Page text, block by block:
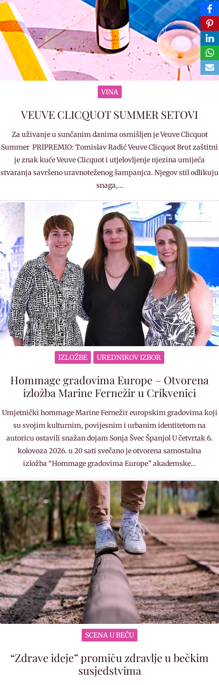
VINA
VEUVE CLICQUOT SUMMER SETOVI
Za uživanje u sunčanim danima osmišljen je Veuve Clicquot
Summer PRIPREMIO: Tomislav Radić Veuve Clicquot Brut zaštitni
je znak kuće Veuve Clicquot i utjelovljenje njezina umijeća
stvaranja savršeno uravnoteženog šampanjca. Njegov stil odlikuju
snaga,…
IZLOŽBE UREDNIKOV IZBOR
Hommage gradovima Europe – Otvorena
izložba Marine Fernežir u Crikvenici
Umjetnički hommage Marine Fernežir europskim gradovima koji
su svojim kulturnim, povijesnim i urbanim identitetom na
autoricu ostavili snažan dojam Sonja Švec Španjol U četvrtak 6.
kolovoza 2026. u 20 sati svečano je otvorena samostalna
izložba “Hommage gradovima Europe” akademske…
SCENA U BEČU
“Zdrave ideje” promiču zdravlje u bečkim
susjedstvima